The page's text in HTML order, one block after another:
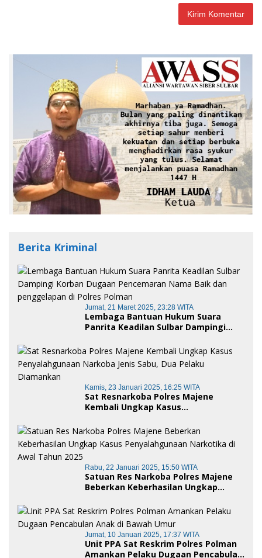
Berita Kriminal
Jumat, 21 Maret 2025, 23:28 WITA
Lembaga Bantuan Hukum Suara
Panrita Keadilan Sulbar Dampingi
Baik dan penggelapan di Polres
Polman
Kamis, 23 Januari 2025, 16:25 WITA
Sat Resnarkoba Polres Majene
Kembali Ungkap Kasus
Dua Pelaku Diamankan
Rabu, 22 Januari 2025, 15:50 WITA
Satuan Res Narkoba Polres Majene
Beberkan Keberhasilan Ungkap
Awal Tahun 2025
Jumat, 10 Januari 2025, 17:37 WITA
Unit PPA Sat Reskrim Polres Polman
Amankan Pelaku Dugaan Pencabulan